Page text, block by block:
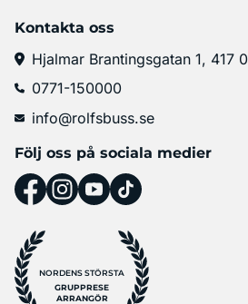
Kontakta oss
Hjalmar Brantingsgatan 1, 417
0771-150000
info@rolfsbuss.se
Följ oss på sociala medier
NORDENS STÖRSTA
GRUPPRESE
ARRANGÖR